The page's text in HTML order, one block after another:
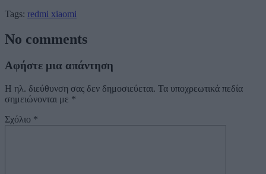
Tags: redmi xiaomi
No comments
Αφήστε μια απάντηση
Η ηλ. διεύθυνση σας δεν δημοσιεύεται. Τα υποχρεωτικά πεδία
σημειώνονται με *
Σχόλιο *